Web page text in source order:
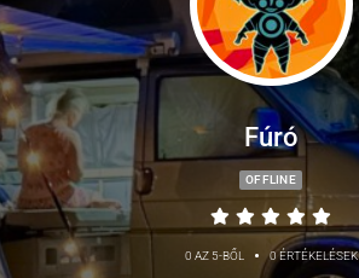
Fúró
OFFLINE
0 AZ 5-BŐL • 0 ÉRTÉKELÉSEK